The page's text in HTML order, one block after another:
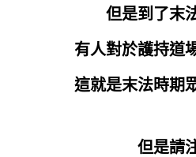
但是到了末
有人對於護持道
這就是末法時期
但是請